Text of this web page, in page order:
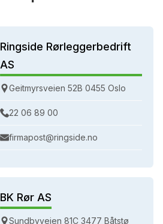
Ringside Rørleggerbedrift
AS
Geitmyrsveien 52B 0455 Oslo
22 06 89 00
firmapost@ringside.no
BK Rør AS
Sundbyveien 81C 3477 Båtstø